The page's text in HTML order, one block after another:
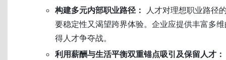
构建多元内部职业路径：
人才对理想职业路径
要稳定性又渴望跨界体验。企业应提供丰富多
得人才争夺战。
利用薪酬与生活平衡双重锚点吸引及保留人才：